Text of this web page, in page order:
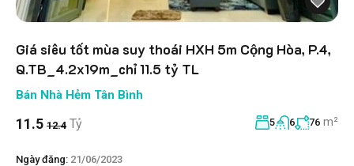
Giá siêu tốt mùa suy thoái HXH 5m Cộng Hòa, P.4,
Q.TB_4.2x19m_chỉ 11.5 tỷ TL
Bán Nhà Hẻm Tân Bình
11.5 12.4 Tỷ 5 6 76 m²
Ngày đăng: 21/06/2023